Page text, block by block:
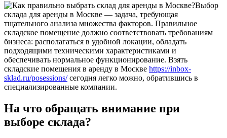
Выбор
склада для аренды в Москве — задача, требующая
тщательного анализа множества факторов. Правильное
складское помещение должно соответствовать требованиям
бизнеса: располагаться в удобной локации, обладать
подходящими техническими характеристиками и
обеспечивать нормальное функционирование. Взять
складские помещения в аренду в Москве https://inbox-
sklad.ru/posessions/сегодня легко можно, обратившись в
специализированные компании.
На что обращать внимание при
выборе склада?